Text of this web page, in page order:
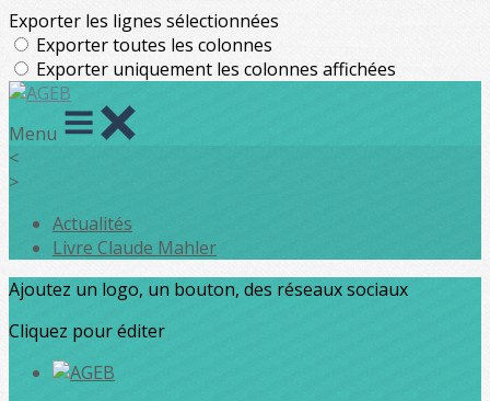
Exporter les lignes sélectionnées
Exporter toutes les colonnes
Exporter uniquement les colonnes affichées
Menu
<
>
Actualités
Livre Claude Mahler
Ajoutez un logo, un bouton, des réseaux sociaux
Cliquez pour éditer